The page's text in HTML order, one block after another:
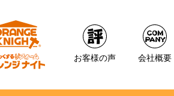
お客様の声 会社概要